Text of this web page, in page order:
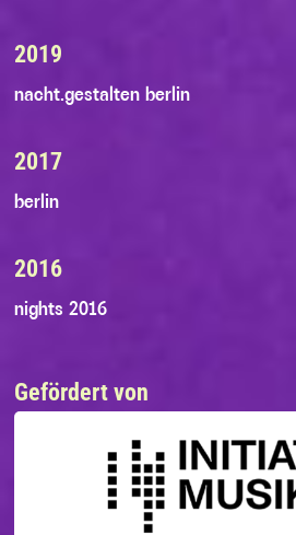
2019
nacht.gestalten berlin
2017
berlin
2016
nights 2016
Gefördert von